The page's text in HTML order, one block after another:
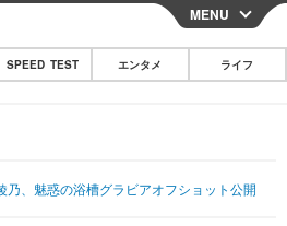
CLOSE
MENU
SPEED TEST エンタメ ライフ
乃、魅惑の浴槽グラビアオフショット公開